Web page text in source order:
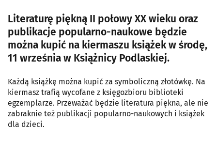
Literaturę piękną II połowy XX wieku oraz
publikacje popularno-naukowe będzie
można kupić na kiermaszu książek w środę,
11 września w Książnicy Podlaskiej.
Każdą książkę można kupić za symboliczną złotówkę. Na
kiermasz trafią wycofane z księgozbioru biblioteki
egzemplarze. Przeważać będzie literatura piękna, ale nie
zabraknie też publikacji popularno-naukowych i książek
dla dzieci.